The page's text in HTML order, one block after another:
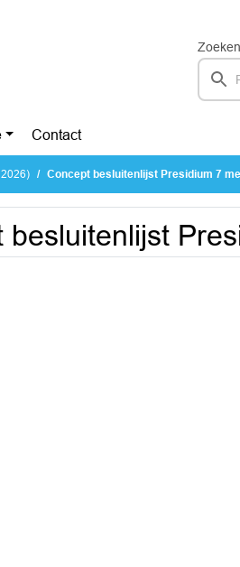
Zoeken
Contact
Concept besluitenlijst Presidium 7
besluitenlijst